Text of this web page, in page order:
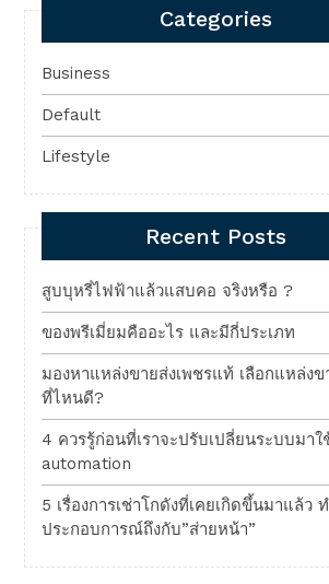
Categories
Business
Default
Lifestyle
Recent Posts
สูบบุหรี่ไฟฟ้าแล้วแสบคอ จริงหรือ ?
ของพรีเมี่ยมคืออะไร และมีกี่ประเภท
มองหาแหล่งขายส่งเพชรแท้ เลือกแหล่งข
ที่ไหนดี?
4 ควรรู้ก่อนที่เราจะปรับเปลี่ยนระบบมาใ
automation
5 เรื่องการเช่าโกดังที่เคยเกิดขึ้นมาแล้ว
ประกอบการณ์ถึงกับ”ส่ายหน้า”